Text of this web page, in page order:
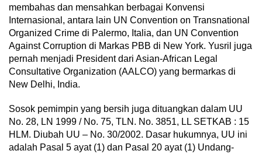
membahas dan mensahkan berbagai Konvensi
Internasional, antara lain UN Convention on Transnational
Organized Crime di Palermo, Italia, dan UN Convention
Against Corruption di Markas PBB di New York. Yusril juga
pernah menjadi President dari Asian-African Legal
Consultative Organization (AALCO) yang bermarkas di
New Delhi, India.
Sosok pemimpin yang bersih juga dituangkan dalam UU
No. 28, LN 1999 / No. 75, TLN. No. 3851, LL SETKAB : 15
HLM. Diubah UU – No. 30/2002. Dasar hukumnya, UU ini
adalah Pasal 5 ayat (1) dan Pasal 20 ayat (1) Undang-